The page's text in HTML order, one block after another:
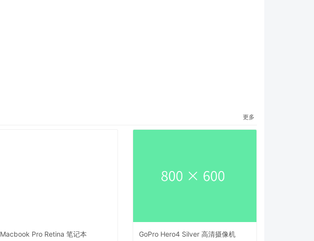
更多
Macbook Pro Retina 笔记本
GoPro Hero4 Silver 高清摄像机